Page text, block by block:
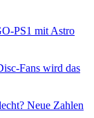
PS1 mit Astro
Fans wird das
Neue Zahlen